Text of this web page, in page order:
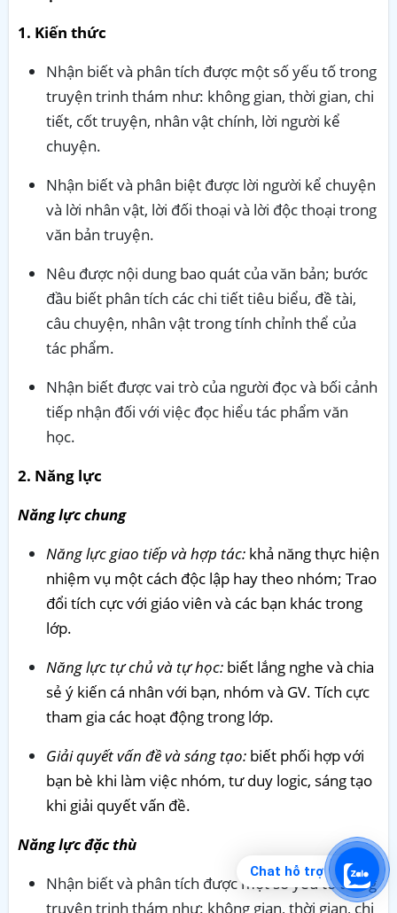
1. Kiến thức
Nhận biết và phân tích được một số yếu tố trong
truyện trinh thám như: không gian, thời gian, chi
tiết, cốt truyện, nhân vật chính, lời người kể
chuyện.
Nhận biết và phân biệt được lời người kể chuyện
và lời nhân vật, lời đối thoại và lời độc thoại trong
văn bản truyện.
Nêu được nội dung bao quát của văn bản; bước
đầu biết phân tích các chi tiết tiêu biểu, đề tài,
câu chuyện, nhân vật trong tính chỉnh thể của
tác phẩm.
Nhận biết được vai trò của người đọc và bối cảnh
tiếp nhận đối với việc đọc hiểu tác phẩm văn
học.
2. Năng lực
Năng lực chung
Năng lực giao tiếp và hợp tác: khả năng thực hiện
nhiệm vụ một cách độc lập hay theo nhóm; Trao
đổi tích cực với giáo viên và các bạn khác trong
lớp.
Năng lực tự chủ và tự học: biết lắng nghe và chia
sẻ ý kiến cá nhân với bạn, nhóm và GV. Tích cực
tham gia các hoạt động trong lớp.
Giải quyết vấn đề và sáng tạo: biết phối hợp với
bạn bè khi làm việc nhóm, tư duy logic, sáng tạo
khi giải quyết vấn đề.
Năng lực đặc thù
Nhận biết và phân tích được một số yếu tố trong
truyện trinh thám như: không gian, thời gian, chi
Chat hỗ trợ